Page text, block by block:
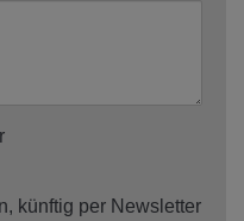
künftig per Newsletter